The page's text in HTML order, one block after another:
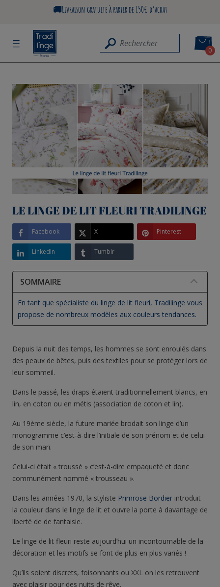
🚚Livraison gratuite à partir de 150€ d’achat
0
LE LINGE DE LIT FLEURI TRADILINGE
Facebook X Pinterest
LinkedIn Tumblr
SOMMAIRE
En tant que spécialiste du linge de lit fleuri, Tradilinge vous
propose de nombreux modèles aux couleurs tendances.
Depuis la nuit des temps, les hommes se sont enroulés dans
des peaux de bêtes, puis des textiles pour se protéger lors de
leur sommeil.
Dans le passé, les draps étaient traditionnellement blancs, en
lin, en coton ou en métis (association de coton et lin).
Au 19ème siècle, la future mariée brodait son linge d’un
monogramme c’est-à-dire l’initiale de son prénom et de celui
de son mari.
Celui-ci était « troussé » c’est-à-dire empaqueté et donc
communément nommé « trousseau ».
Dans les années 1970, la styliste Primrose Bordier introduit
la couleur dans le linge de lit et ouvre la porte à davantage de
liberté de de fantaisie.
Le linge de lit fleuri reste aujourd’hui un incontournable de la
décoration et les motifs se font de plus en plus variés !
Qu’ils soient discrets, foisonnants ou XXL on les retrouvent
avec plaisir pour des nuits de rêve.